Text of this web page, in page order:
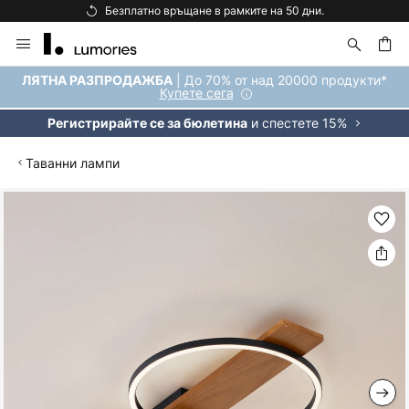
Безплатно връщане в рамките на 50 дни.
Прескачане
към
съдържанието
ЛЯТНА РАЗПРОДАЖБА | До 70% от над 20000 продукти*
Купете сега
Регистрирайте се за бюлетинаи спестете 15%
Таванни лампи